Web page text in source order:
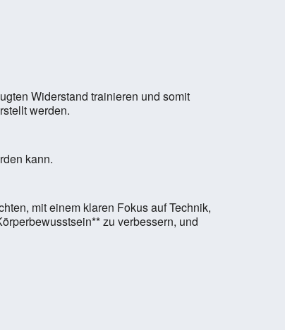
Widerstand trainieren und somit
werden.
kann.
mit einem klaren Fokus auf Technik,
zu verbessern, und